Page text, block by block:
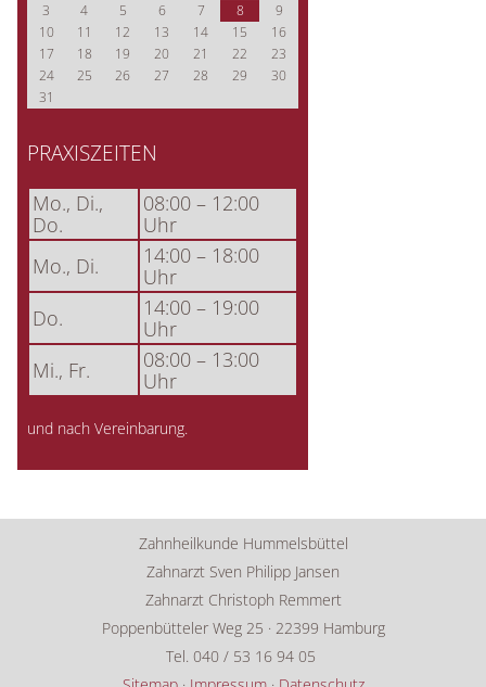
3
4 5 6 7 8
9
10
11 12 13 14 15
16
17
18 19 20 21 22
23
24
25 26 27 28 29
30
31
PRAXISZEITEN
Mo., Di.,
Do.
08:00 – 12:00
Uhr
Mo., Di.
14:00 – 18:00
Uhr
Do.
14:00 – 19:00
Uhr
Mi., Fr.
08:00 – 13:00
Uhr
und nach Vereinbarung.
Zahnheilkunde Hummelsbüttel
Zahnarzt Sven Philipp Jansen
Zahnarzt Christoph Remmert
Poppenbütteler Weg 25 · 22399 Hamburg
Tel. 040 / 53 16 94 05